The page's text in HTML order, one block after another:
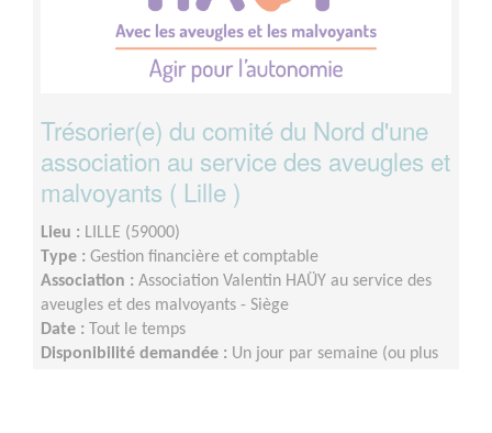
Trésorier(e) du comité du Nord d'une
association au service des aveugles et
malvoyants ( Lille )
Lieu : LILLE (59000)
Type : Gestion financière et comptable
Association : Association Valentin HAÜY au service des
aveugles et des malvoyants - Siège
Date :
Tout le temps
Disponibilité demandée : Un jour par semaine (ou plus